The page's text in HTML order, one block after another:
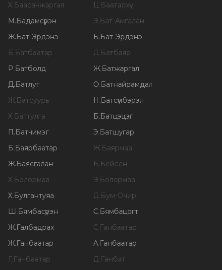
Х.Баасанжаргал Ц.Баатархүү
М.Бадамсүрэн Э.Бат-Амгалан
Ж.Бат-Эрдэнэ Б.Бат-Эрдэнэ
Б.Батбаатар Д.Батбаяр
Р.Батболд Ж.Батжаргал
Д.Батлут О.Батнайрамдал
Ж.Батсуурь Н.Батсүмбэрэл
Х.Баттулга Б.Батцэцэг
П.Батчимэг Э.Батшугар
Б.Баярбаатар Ж.Баярмаа
Ж.Баясгалан Б.Бейсен
Х.Болормаа Э.Болормаа
Х.Булгантуяа Д.Бум-Очир
Ш.Бямбасүрэн С.Бямбацогт
Ж.Галбадрах С.Ганбаатар
Ж.Ганбаатар А.Ганбаатар
Г.Ганбаатар Д.Ганбат